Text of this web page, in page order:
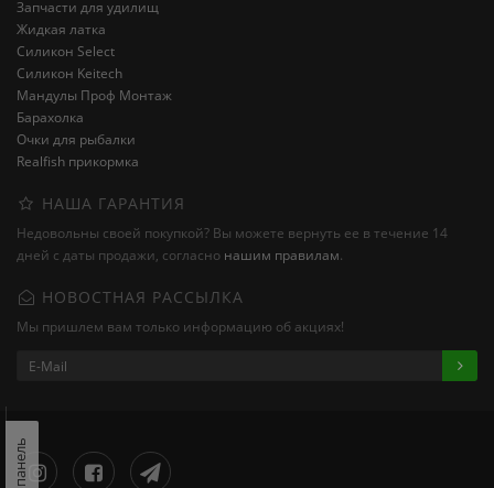
Запчасти для удилищ
Жидкая латка
Силикон Select
Силикон Keitech
Мандулы Проф Монтаж
Барахолка
Очки для рыбалки
Realfish прикормка
НАША ГАРАНТИЯ
Недовольны своей покупкой? Вы можете вернуть ее в течение 14
дней с даты продажи, согласно нашим правилам.
НОВОСТНАЯ РАССЫЛКА
Мы пришлем вам только информацию об акциях!